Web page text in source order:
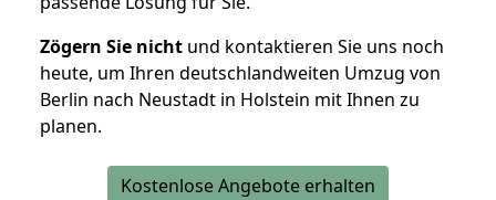
Zögern Sie nicht und kontaktieren Sie uns noch
heute, um Ihren deutschlandweiten Umzug von
Berlin nach Neustadt in Holstein mit Ihnen zu
planen.
Kostenlose Angebote erhalten